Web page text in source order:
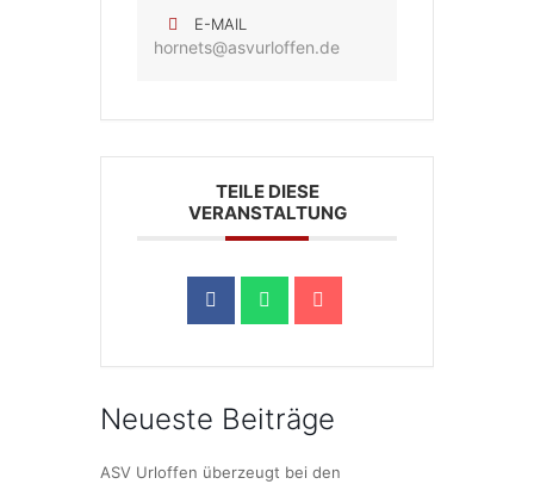
E-MAIL
hornets@asvurloffen.de
TEILE DIESE
VERANSTALTUNG
Neueste Beiträge
ASV Urloffen überzeugt bei den